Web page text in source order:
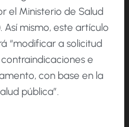
el Ministerio de Salud
Así mismo, este artículo
“modificar a solicitud
contraindicaciones e
con base en la
pública”.